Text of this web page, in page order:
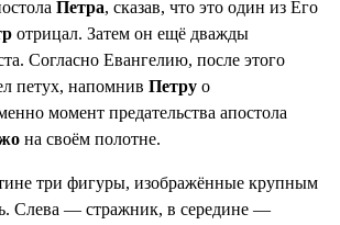
Петра, сказав, что это один из Его
отрицал. Затем он ещё дважды
Согласно Евангелию, после этого
петух, напомнив Петру о
момент предательства апостола
на своём полотне.
три фигуры, изображённые крупным
Слева — стражник, в середине —